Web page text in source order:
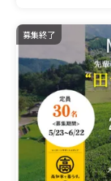
募集終了